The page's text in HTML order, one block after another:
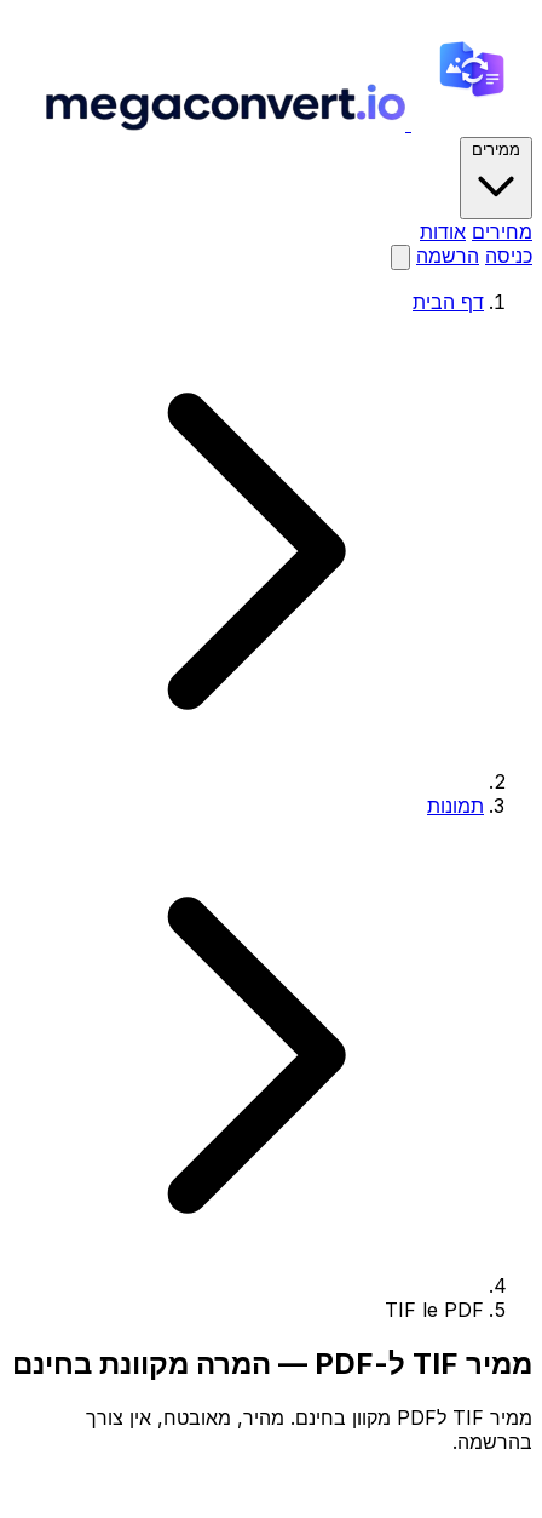
ממירים
מחירים אודות
כניסה הרשמה
דף הבית
תמונות
TIF le PDF
ממיר TIF ל-PDF — המרה מקוונת בחינם
ממיר TIF לPDF מקוון בחינם. מהיר, מאובטח, אין צורך
בהרשמה.